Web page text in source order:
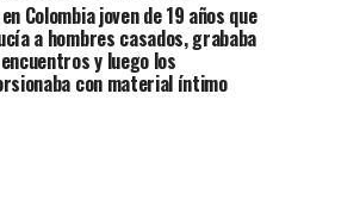
Colombia joven de 19 años que
a hombres casados, grababa
y luego los
con material íntimo